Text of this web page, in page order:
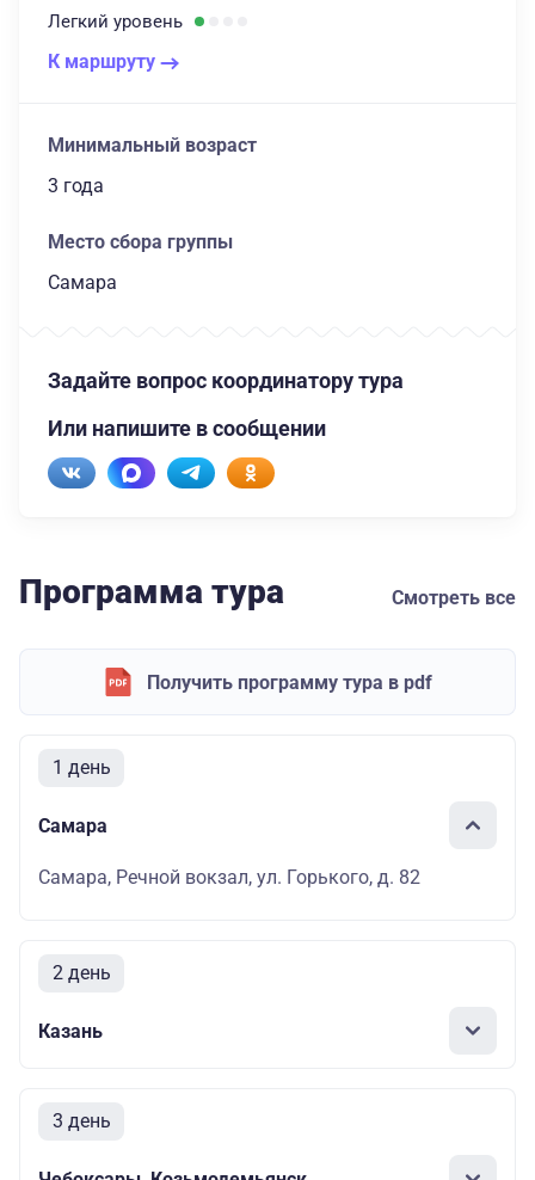
Легкий уровень
К маршруту
Минимальный возраст
3 года
Место сбора группы
Самара
Задайте вопрос координатору тура
Или напишите в сообщении
Программа тура Смотреть все
Получить программу тура в pdf
1 день
Самара
Самара, Речной вокзал, ул. Горького, д. 82
2 день
Казань
3 день